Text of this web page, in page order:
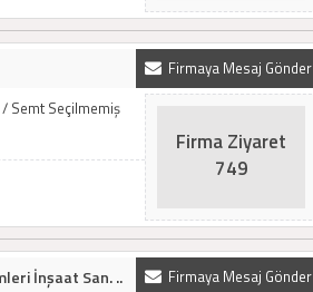
Firmaya Mesaj Gönder
Semt Seçilmemiş
Firma Ziyaret
749
Firmaya Mesaj Gönder
İnşaat San. ..